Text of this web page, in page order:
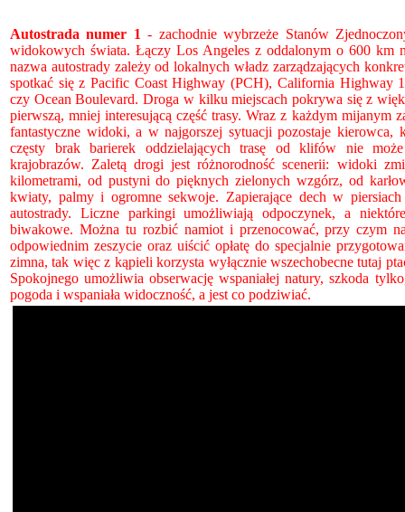
Autostrada numer 1 - zachodnie wybrzeże Stanów
widokowych świata. Łączy Los Angeles z oddalonym o 600 km
nazwa autostrady zależy od lokalnych władz zarządzających
spotkać się z Pacific Coast Highway (PCH), California Highway
czy Ocean Boulevard. Droga w kilku miejscach pokrywa się z
pierwszą, mniej interesującą część trasy. Wraz z każdym mijanym
fantastyczne widoki, a w najgorszej sytuacji pozostaje
częsty brak barierek oddzielających trasę od klifów nie
krajobrazów. Zaletą drogi jest różnorodność scenerii: widoki
kilometrami, od pustyni do pięknych zielonych wzgórz, od
kwiaty, palmy i ogromne sekwoje. Zapierające dech w
autostrady. Liczne parkingi umożliwiają odpoczynek, a
biwakowe. Można tu rozbić namiot i przenocować, przy czym
odpowiednim zeszycie oraz uiścić opłatę do specjalnie
zimna, tak więc z kąpieli korzysta wyłącznie wszechobecne tutaj
Spokojnego umożliwia obserwację wspaniałej natury, szkoda
pogoda i wspaniała widoczność, a jest co podziwiać.